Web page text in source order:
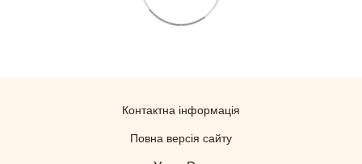
Контактна інформація
Повна версія сайту